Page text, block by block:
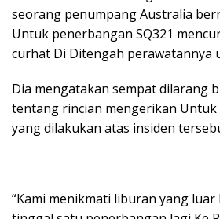
seorang penumpang Australia
Untuk penerbangan SQ321
curhat Di Ditengah perawatannya
Dia mengatakan sempat dilarang
tentang rincian mengerikan
yang dilakukan atas insiden
“Kami menikmati liburan yang